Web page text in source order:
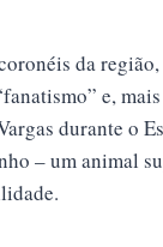
da
e,
durante o
– um animal